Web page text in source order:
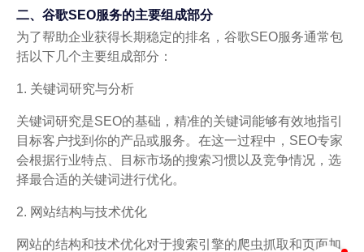
二、谷歌SEO服务的主要组成部分
为了帮助企业获得长期稳定的排名，谷歌SEO服务通常包
括以下几个主要组成部分：
1. 关键词研究与分析
关键词研究是SEO的基础，精准的关键词能够有效地指引
目标客户找到你的产品或服务。在这一过程中，SEO专家
会根据行业特点、目标市场的搜索习惯以及竞争情况，选
择最合适的关键词进行优化。
2. 网站结构与技术优化
网站的结构和技术优化对于搜索引擎的爬虫抓取和页面加